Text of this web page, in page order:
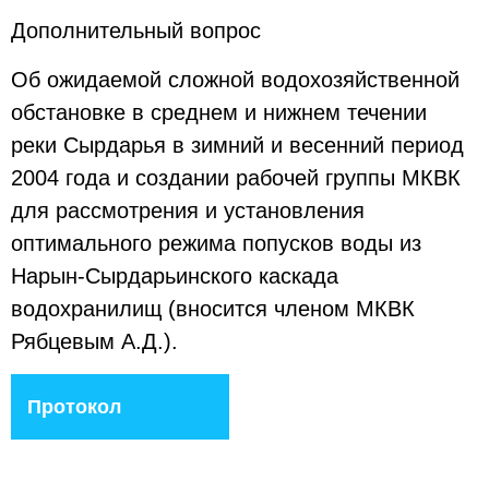
Дополнительный вопрос
Об ожидаемой сложной водохозяйственной
обстановке в среднем и нижнем течении
реки Сырдарья в зимний и весенний период
2004 года и создании рабочей группы МКВК
для рассмотрения и установления
оптимального режима попусков воды из
Нарын-Сырдарьинского каскада
водохранилищ (вносится членом МКВК
Рябцевым А.Д.).
Протокол